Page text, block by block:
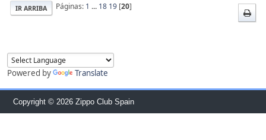
IR ARRIBA Páginas: 1 ... 18 19 [20]
Powered by Translate
Copyright © 2026 Zippo Club Spain